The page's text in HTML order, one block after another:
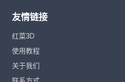
友情链接
红菜3D
使用教程
关于我们
联系方式